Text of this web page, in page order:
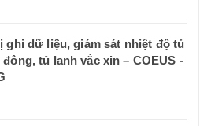
ghi dữ liệu, giám sát nhiệt độ tủ
đông, tủ lanh vắc xin – COEUS -